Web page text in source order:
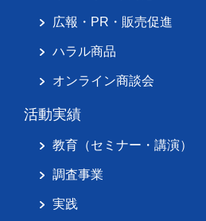
広報・PR・販売促進
ハラル商品
オンライン商談会
活動実績
教育（セミナー・講演）
調査事業
実践